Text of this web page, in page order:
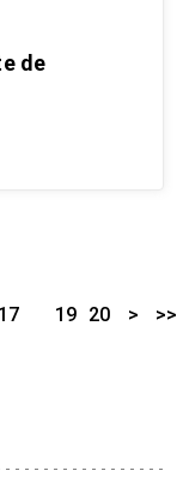
de
17
19 20 > >>